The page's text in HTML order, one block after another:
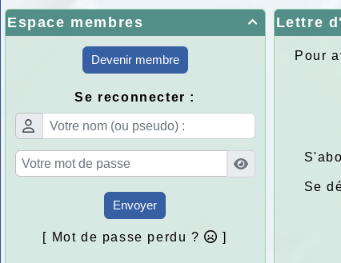

Espace membres
Devenir membre
Se reconnecter :
Envoyer
[ Mot de passe perdu ? ]
Lettre
Pour
Se